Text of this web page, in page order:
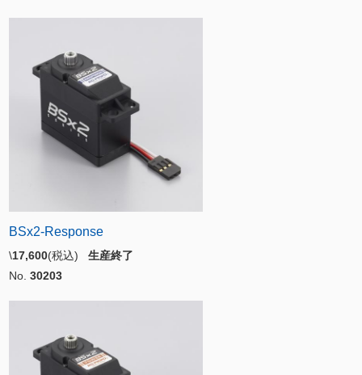
BSx2-Response
\17,600(税込) 生産終了
No. 30203